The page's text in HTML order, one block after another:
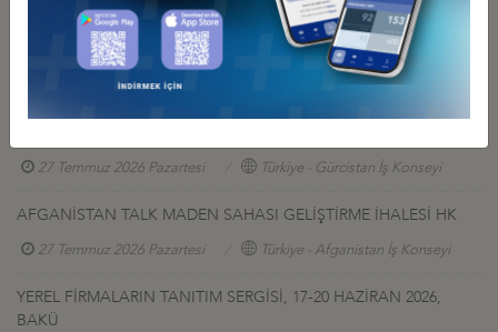
Diğer Duyurular
27 Temmuz 2026 Pazartesi Türkiye - Gürcistan İş Konseyi
AFGANİSTAN TALK MADEN SAHASI GELİŞTİRME İHALESİ HK
27 Temmuz 2026 Pazartesi Türkiye - Afganistan İş Konseyi
YEREL FİRMALARIN TANITIM SERGİSİ, 17-20 HAZİRAN 2026,
BAKÜ